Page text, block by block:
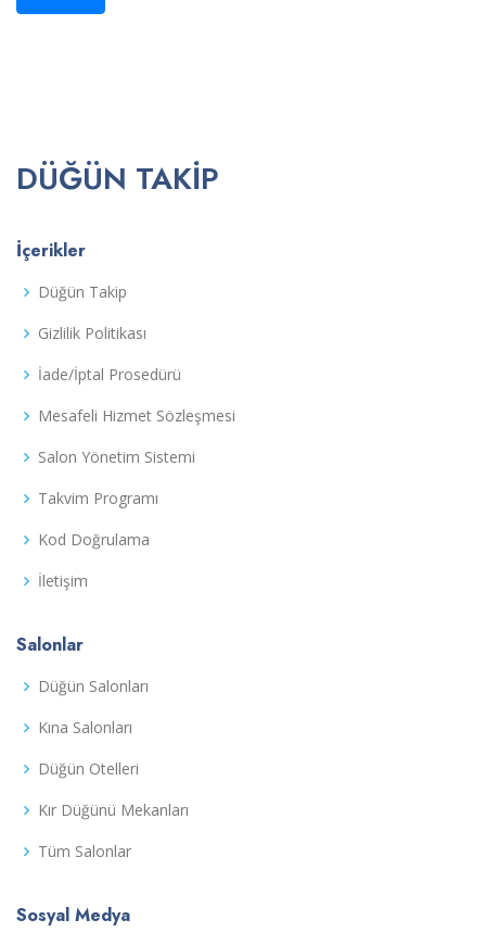
DÜĞÜN TAKIP
İçerikler
Düğün Takip
Gizlilik Politikası
İade/İptal Prosedürü
Mesafeli Hizmet Sözleşmesi
Salon Yönetim Sistemi
Takvim Programı
Kod Doğrulama
İletişim
Salonlar
Düğün Salonları
Kına Salonları
Düğün Otelleri
Kır Düğünü Mekanları
Tüm Salonlar
Sosyal Medya